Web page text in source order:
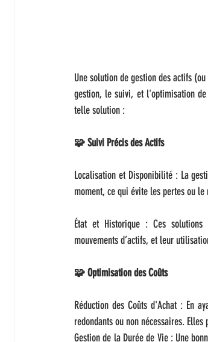
Une solution de gestion des actifs
gestion, le suivi, et l'optimisation de
telle solution :
🧩 Suivi Précis des Actifs
Localisation et Disponibilité : La
moment, ce qui évite les pertes ou le
État et Historique : Ces solutions
mouvements d’actifs, et leur
🧩 Optimisation des Coûts
Réduction des Coûts d'Achat : En
redondants ou non nécessaires.
Gestion de la Durée de Vie : Une